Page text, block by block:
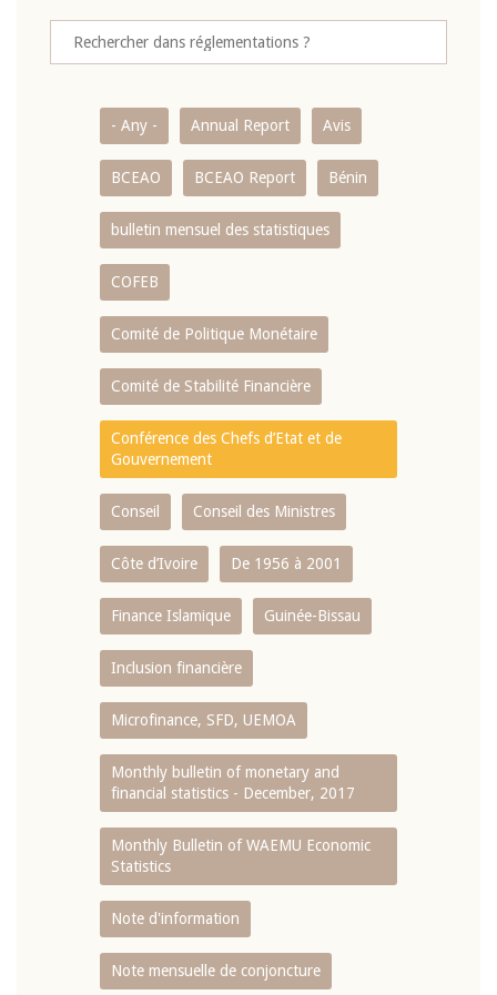
- Any - Annual Report Avis
BCEAO BCEAO Report Bénin
bulletin mensuel des statistiques
COFEB
Comité de Politique Monétaire
Comité de Stabilité Financière
Conférence des Chefs d’Etat et de
Gouvernement
Conseil Conseil des Ministres
Côte d’Ivoire De 1956 à 2001
Finance Islamique Guinée-Bissau
Inclusion financière
Microfinance, SFD, UEMOA
Monthly bulletin of monetary and
financial statistics - December, 2017
Monthly Bulletin of WAEMU Economic
Statistics
Note d'information
Note mensuelle de conjoncture